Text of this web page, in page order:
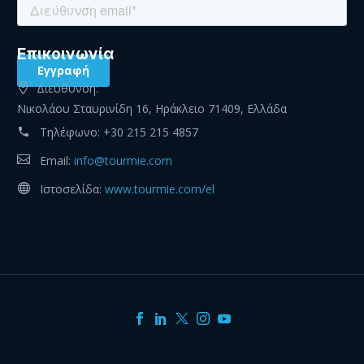
Eπικοινωνία
Διεύθυνση:
Νικολάου Σταυρινίδη 16, Ηράκλειο 71409, Ελλάδα
Τηλέφωνο: +30 215 215 4857
Email: info@tourmie.com
Ιστοσελίδα: www.tourmie.com/el